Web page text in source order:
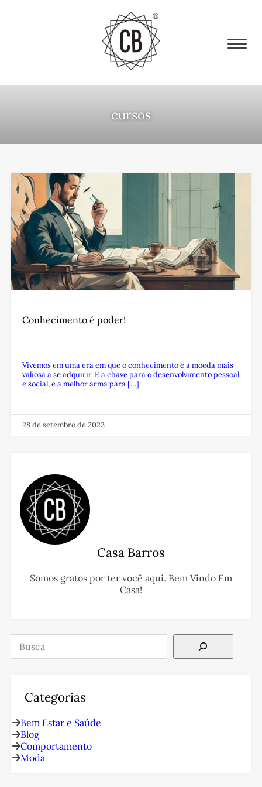
cursos
Conhecimento é poder!
Vivemos em uma era em que o conhecimento é a moeda mais
valiosa a se adquirir. É a chave para o desenvolvimento pessoal
e social, e a melhor arma para […]
28 de setembro de 2023
Casa Barros
Somos gratos por ter você aqui. Bem Vindo Em
Casa!
Pesquisar
Categorias
Bem Estar e Saúde
Blog
Comportamento
Moda